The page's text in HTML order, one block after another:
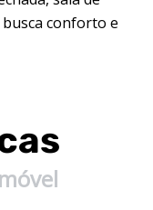
conforto e